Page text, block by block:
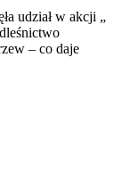
udział w akcji „
– co daje